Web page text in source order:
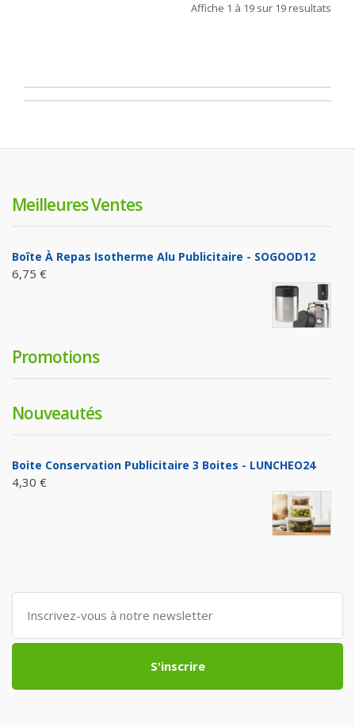
Affiche 1 à 19 sur 19 resultats
Meilleures Ventes
Boîte À Repas Isotherme Alu Publicitaire - SOGOOD12
6,75 €
Promotions
Nouveautés
Boite Conservation Publicitaire 3 Boites - LUNCHEO24
4,30 €
S'inscrire